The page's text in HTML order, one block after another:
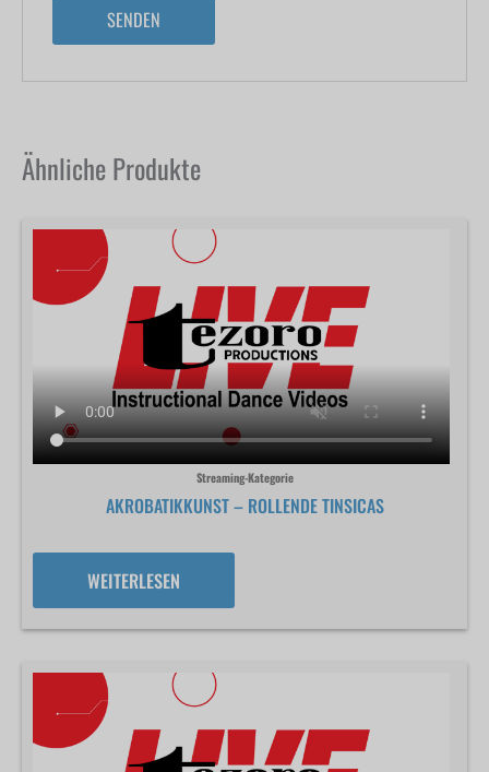
Ähnliche Produkte
Streaming-Kategorie
AKROBATIKKUNST – ROLLENDE TINSICAS
WEITERLESEN